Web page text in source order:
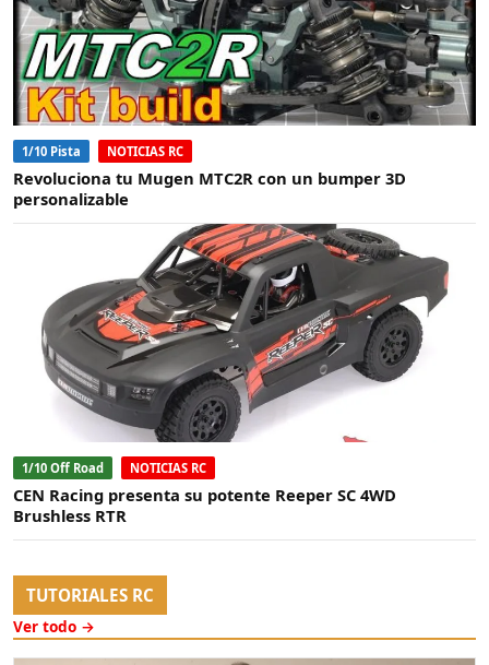
1/10 Pista NOTICIAS RC
Revoluciona tu Mugen MTC2R con un bumper 3D
personalizable
1/10 Off Road NOTICIAS RC
CEN Racing presenta su potente Reeper SC 4WD
Brushless RTR
TUTORIALES RC
Ver todo →